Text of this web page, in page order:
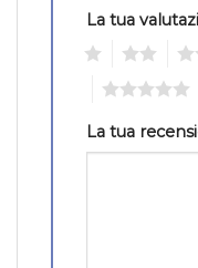
La tua
La tua